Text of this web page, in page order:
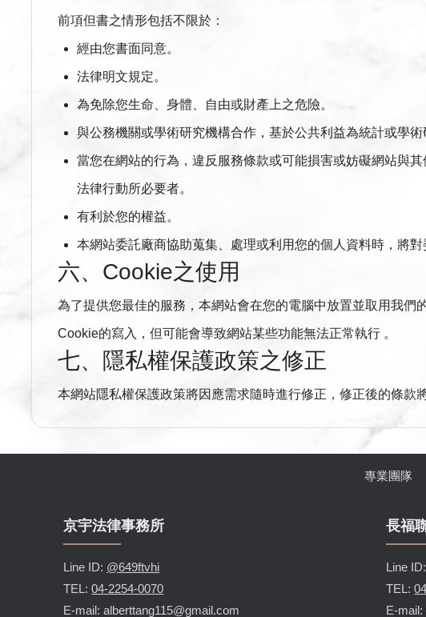
前項但書之情形包括不限於：
經由您書面同意。
法律明文規定。
為免除您生命、身體、自由或財產上之危險。
與公務機關或學術研究機構合作，基於公共利益為統計或學
當您在網站的行為，違反服務條款或可能損害或妨礙網站與
法律行動所必要者。
有利於您的權益。
本網站委託廠商協助蒐集、處理或利用您的個人資料時，將對
六、Cookie之使用
為了提供您最佳的服務，本網站會在您的電腦中放置並取用我
Cookie的寫入，但可能會導致網站某些功能無法正常執行 。
七、隱私權保護政策之修正
本網站隱私權保護政策將因應需求隨時進行修正，修正後的條款
專業團隊
京宇法律事務所
Line ID: @649ftvhi
TEL:04-2254-0070
E-mail: alberttang115@gmail.com
長福
Line ID:
TEL:
E-mail: